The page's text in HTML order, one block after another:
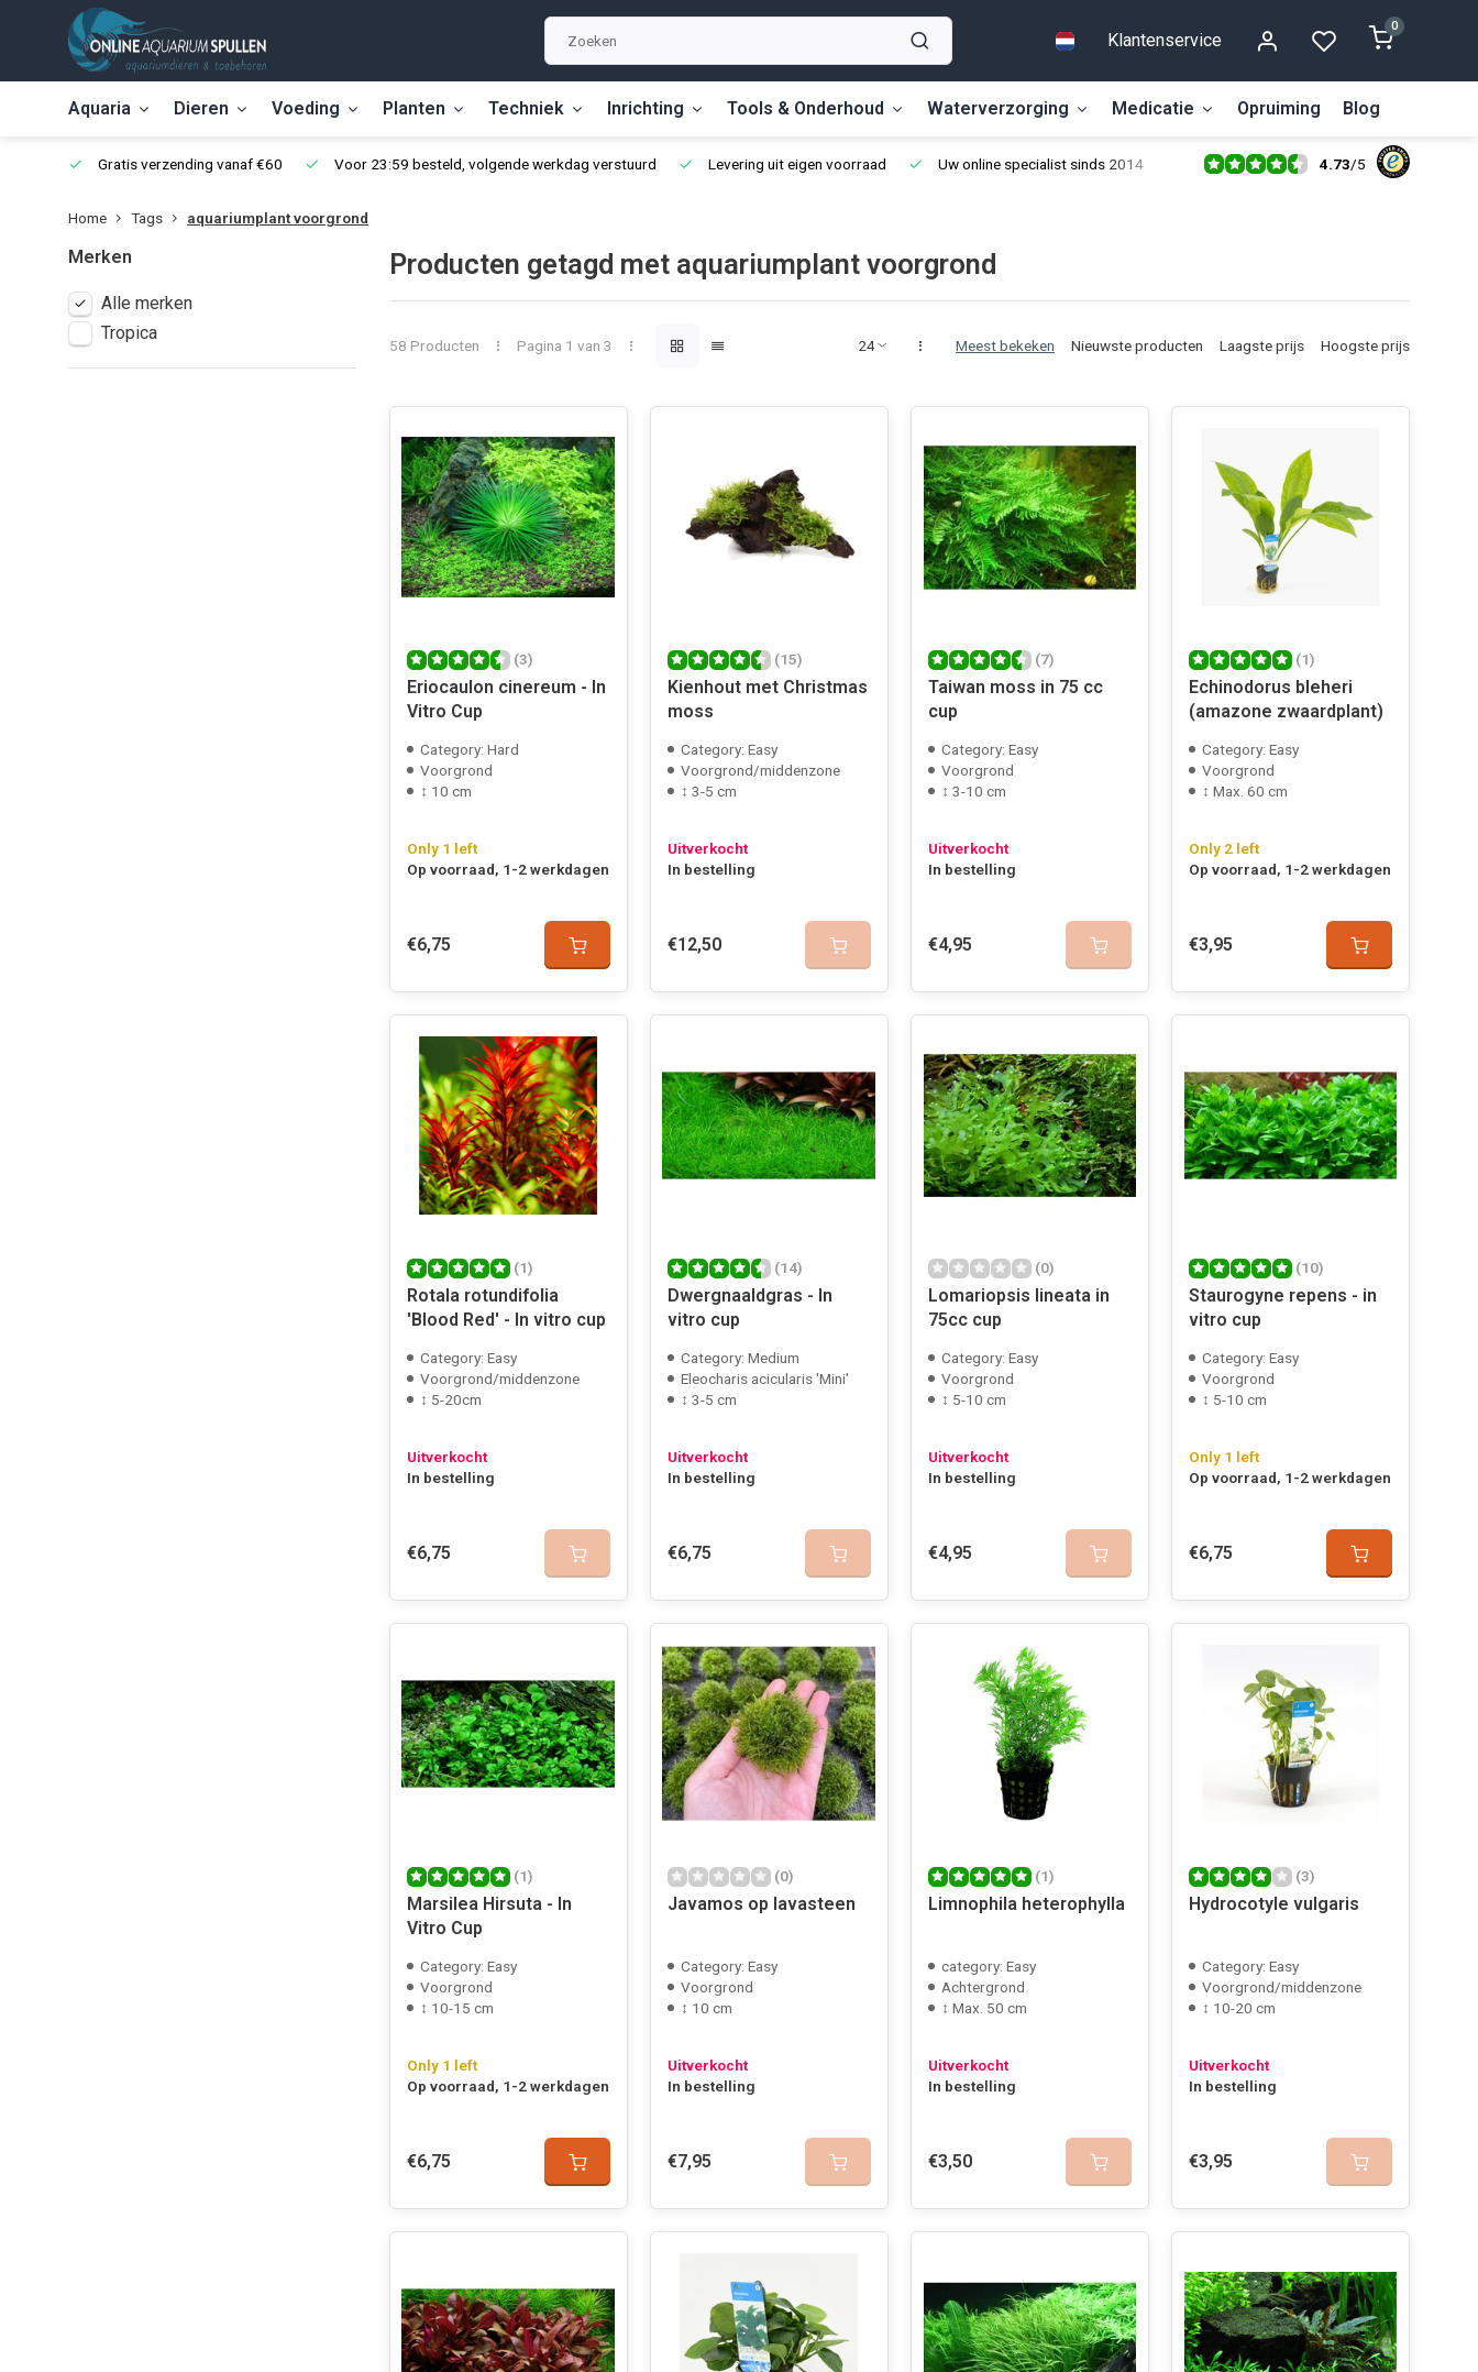
Klantenservice
0
Aquaria Dieren Voeding Planten Techniek Inrichting Tools & Onderhoud Waterverzorging Medicatie Opruiming Blog
Gratis verzending vanaf €60 Voor 23:59 besteld, volgende werkdag verstuurd Levering uit eigen voorraad Uw online specialist sinds 2014 4.73/5
Home Tags aquariumplant voorgrond
Merken
Alle merken
Tropica
Producten getagd met aquariumplant voorgrond
58 Producten Pagina 1 van 3 Meest bekeken Nieuwste producten Laagste prijs Hoogste prijs
(3)
Eriocaulon cinereum - In
Vitro Cup
Category: Hard
Voorgrond
↕ 10 cm
Only 1 left
Op voorraad, 1-2 werkdagen
€6,75
(15)
Kienhout met Christmas
moss
Category: Easy
Voorgrond/middenzone
↕ 3-5 cm
Uitverkocht
In bestelling
€12,50
(7)
Taiwan moss in 75 cc
cup
Category: Easy
Voorgrond
↕ 3-10 cm
Uitverkocht
In bestelling
€4,95
(1)
Echinodorus bleheri
(amazone zwaardplant)
Category: Easy
Voorgrond
↕ Max. 60 cm
Only 2 left
Op voorraad, 1-2 werkdagen
€3,95
(1)
Rotala rotundifolia
'Blood Red' - In vitro cup
Category: Easy
Voorgrond/middenzone
↕ 5-20cm
Uitverkocht
In bestelling
€6,75
(14)
Dwergnaaldgras - In
vitro cup
Category: Medium
Eleocharis acicularis 'Mini'
↕ 3-5 cm
Uitverkocht
In bestelling
€6,75
(0)
Lomariopsis lineata in
75cc cup
Category: Easy
Voorgrond
↕ 5-10 cm
Uitverkocht
In bestelling
€4,95
(10)
Staurogyne repens - in
vitro cup
Category: Easy
Voorgrond
↕ 5-10 cm
Only 1 left
Op voorraad, 1-2 werkdagen
€6,75
(1)
Marsilea Hirsuta - In
Vitro Cup
Category: Easy
Voorgrond
↕ 10-15 cm
Only 1 left
Op voorraad, 1-2 werkdagen
€6,75
(0)
Javamos op lavasteen
Category: Easy
Voorgrond
↕ 10 cm
Uitverkocht
In bestelling
€7,95
(1)
Limnophila heterophylla
category: Easy
Achtergrond
↕ Max. 50 cm
Uitverkocht
In bestelling
€3,50
(3)
Hydrocotyle vulgaris
Category: Easy
Voorgrond/middenzone
↕ 10-20 cm
Uitverkocht
In bestelling
€3,95